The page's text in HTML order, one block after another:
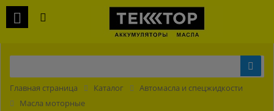
Главная страница Каталог
Автомасла и спецжидкости
Масла моторные